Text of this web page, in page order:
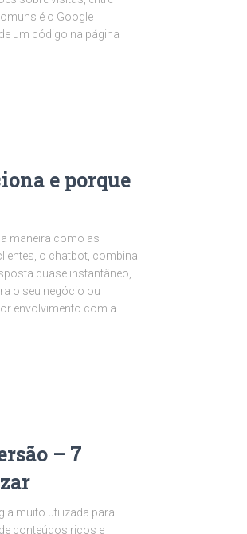
é o Google
um código na página
e porque
maneira como as
o chatbot, combina
quase instantâneo,
o seu negócio ou
envolvimento com a
– 7
muito utilizada para
conteúdos ricos e